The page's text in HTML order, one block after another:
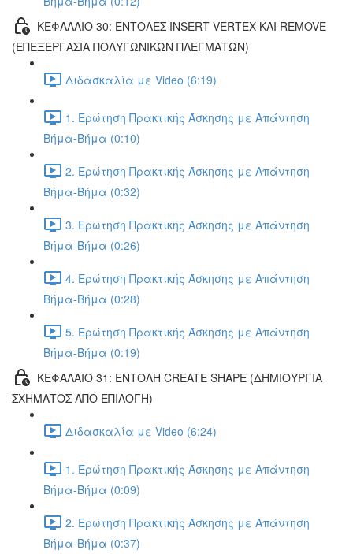
ΚΕΦΑΛΑΙΟ 30: ΕΝΤΟΛΕΣ INSERT VERTEX ΚΑΙ REMOVE
(ΕΠΕΞΕΡΓΑΣΙΑ ΠΟΛΥΓΩΝΙΚΩΝ ΠΛΕΓΜΑΤΩΝ)
Διδασκαλία με Video (6:19)
1. Ερώτηση Πρακτικής Άσκησης με Απάντηση
Βήμα-Βήμα (0:10)
2. Ερώτηση Πρακτικής Άσκησης με Απάντηση
Βήμα-Βήμα (0:32)
3. Ερώτηση Πρακτικής Άσκησης με Απάντηση
Βήμα-Βήμα (0:26)
4. Ερώτηση Πρακτικής Άσκησης με Απάντηση
Βήμα-Βήμα (0:28)
5. Ερώτηση Πρακτικής Άσκησης με Απάντηση
Βήμα-Βήμα (0:19)
ΚΕΦΑΛΑΙΟ 31: ΕΝΤΟΛΗ CREATE SHAPE (ΔΗΜΙΟΥΡΓΙΑ
ΣΧΗΜΑΤΟΣ ΑΠΟ ΕΠΙΛΟΓΗ)
Διδασκαλία με Video (6:24)
1. Ερώτηση Πρακτικής Άσκησης με Απάντηση
Βήμα-Βήμα (0:09)
2. Ερώτηση Πρακτικής Άσκησης με Απάντηση
Βήμα-Βήμα (0:37)